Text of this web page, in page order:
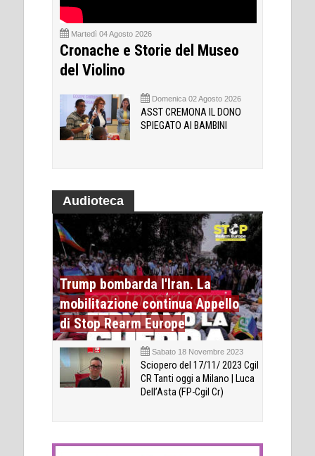
Martedì 04 Agosto 2026
Cronache e Storie del Museo
del Violino
Domenica 02 Agosto 2026
ASST CREMONA IL DONO
SPIEGATO AI BAMBINI
Audioteca
Trump bombarda l'Iran. La
mobilitazione continua Appello
di Stop Rearm Europe
Sabato 18 Novembre 2023
Sciopero del 17/11/ 2023 Cgil
CR Tanti oggi a Milano | Luca
Dell’Asta (FP-Cgil Cr)